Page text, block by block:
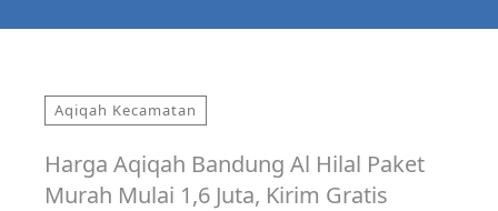
Aqiqah Kecamatan
Harga Aqiqah Bandung Al Hilal Paket
Murah Mulai 1,6 Juta, Kirim Gratis